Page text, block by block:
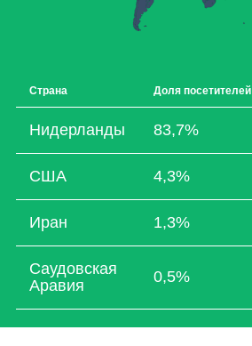
Страна Доля посетителей
Нидерланды 83,7%
США 4,3%
Иран 1,3%
Саудовская
Аравия
0,5%